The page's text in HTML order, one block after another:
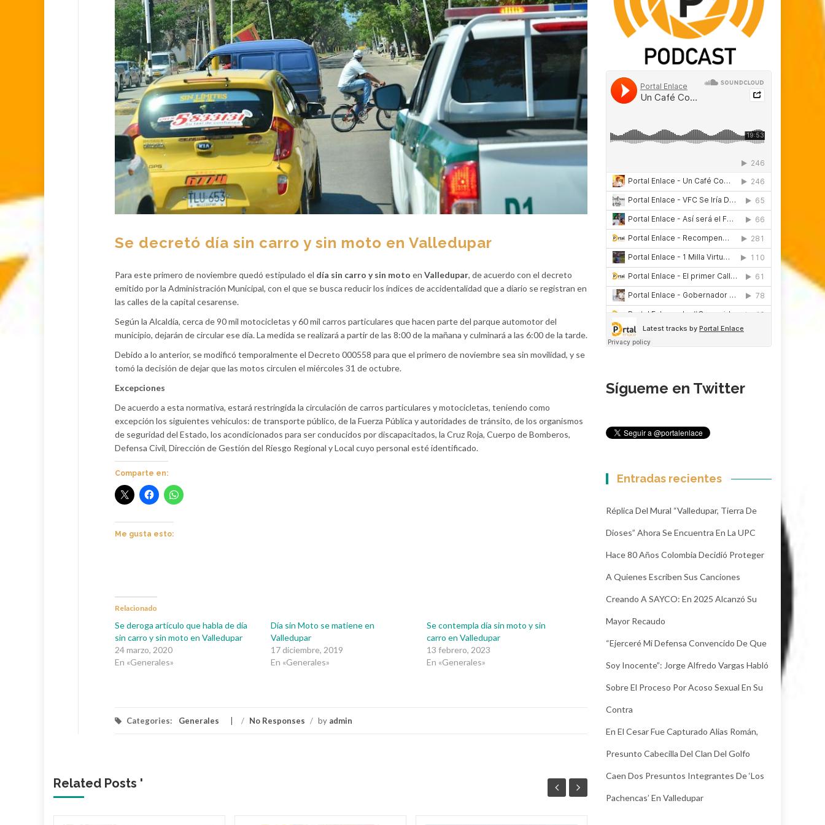
Se decretó día sin carro y sin moto en Valledupar
Para este primero de noviembre quedó estipulado el día sin carro y sin moto en Valledupar, de acuerdo con el decreto
emitido por la Administración Municipal, con el que se busca reducir los índices de accidentalidad que a diario se registran en
las calles de la capital cesarense.
Según la Alcaldía, cerca de 90 mil motocicletas y 60 mil carros particulares que hacen parte del parque automotor del
municipio, dejarán de circular ese día. La medida se realizará a partir de las 8:00 de la mañana y culminará a las 6:00 de la tarde.
Debido a lo anterior, se modificó temporalmente el Decreto 000558 para que el primero de noviembre sea sin movilidad, y se
tomó la decisión de dejar que las motos circulen el miércoles 31 de octubre.
Excepciones
De acuerdo a esta normativa, estará restringida la circulación decarros particulares y motocicletas, teniendo como
excepción los siguientes vehículos: de transporte público, de la Fuerza Pública y autoridades de tránsito, de los organismos
de seguridad del Estado, los acondicionados para ser conducidos por discapacitados, la Cruz Roja, Cuerpo de Bomberos,
Defensa Civil, Dirección de Gestión del Riesgo Regional y Local cuyo personal esté identificado.
Comparte en:
Me gusta esto:
Relacionado
Se deroga artículo que habla de día
sin carro y sin moto en Valledupar
24 marzo, 2020
En «Generales»
Día sin Moto se matiene en
Valledupar
17 diciembre, 2019
En «Generales»
Se contempla día sin moto y sin
carro en Valledupar
13 febrero, 2023
En «Generales»
Categories: Generales / No Responses / by admin
Related Posts '
Sígueme en Twitter
Entradas recientes
Réplica Del Mural “Valledupar, Tierra De
Dioses” Ahora Se Encuentra En La UPC
Hace 80 Años Colombia Decidió Proteger
A Quienes Escriben Sus Canciones
Creando A SAYCO: En 2025 Alcanzó Su
Mayor Recaudo
“Ejerceré Mi Defensa Convencido De Que
Soy Inocente”: Jorge Alfredo Vargas Habló
Sobre El Proceso Por Acoso Sexual En Su
Contra
En El Cesar Fue Capturado Alias Román,
Presunto Cabecilla Del Clan Del Golfo
Caen Dos Presuntos Integrantes De ‘Los
Pachencas’ En Valledupar